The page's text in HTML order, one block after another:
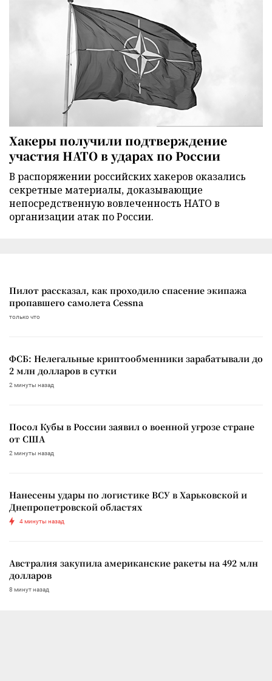
Хакеры получили подтверждение
участия НАТО в ударах по России
В распоряжении российских хакеров оказались
секретные материалы, доказывающие
непосредственную вовлеченность НАТО в
организации атак по России.
Пилот рассказал, как проходило спасение экипажа
пропавшего самолета Cessna
только что
ФСБ: Нелегальные криптообменники зарабатывали до
2 млн долларов в сутки
2 минуты назад
Посол Кубы в России заявил о военной угрозе стране
от США
2 минуты назад
Нанесены удары по логистике ВСУ в Харьковской и
Днепропетровской областях
4 минуты назад
Австралия закупила американские ракеты на 492 млн
долларов
8 минут назад